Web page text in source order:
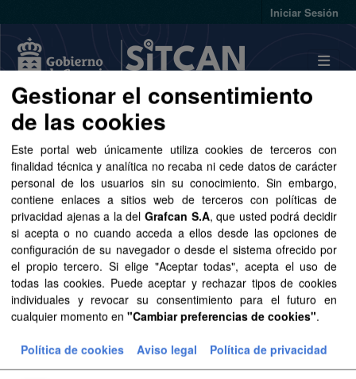
Iniciar Sesión
Conjuntos de datos
Ordenar por
1 conjunto de datos encontrado
Formatos: SVG Grupos:
Sector público
Organizaciones:
GRAFCAN
Filtrar Resultados
Gestionar el consentimiento
de las cookies
Este portal web únicamente utiliza cookies de terceros con
finalidad técnica y analítica no recaba ni cede datos de carácter
personal de los usuarios sin su conocimiento. Sin embargo,
contiene enlaces a sitios web de terceros con políticas de
privacidad ajenas a la del Grafcan S.A, que usted podrá decidir
si acepta o no cuando acceda a ellos desde las opciones de
configuración de su navegador o desde el sistema ofrecido por
el propio tercero. Si elige "Aceptar todas", acepta el uso de
todas las cookies. Puede aceptar y rechazar tipos de cookies
individuales y revocar su consentimiento para el futuro en
cualquier momento en "Cambiar preferencias de cookies".
Política de cookies Aviso legal Política de privacidad